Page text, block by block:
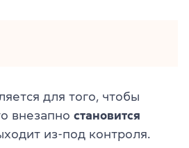
для того, чтобы
внезапно становится
из-под контроля.